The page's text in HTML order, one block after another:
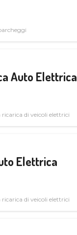
Auto Elettrica
di veicoli elettrici
Elettrica
di veicoli elettrici